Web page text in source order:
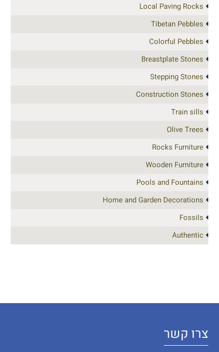
Local Paving Rocks
Tibetan Pebbles
Colorful Pebbles
Breastplate Stones
Stepping Stones
Construction Stones
Train sills
Olive Trees
Rocks Furniture
Wooden Furniture
Pools and Fountains
Home and Garden Decorations
Fossils
Authentic
צרו קשר